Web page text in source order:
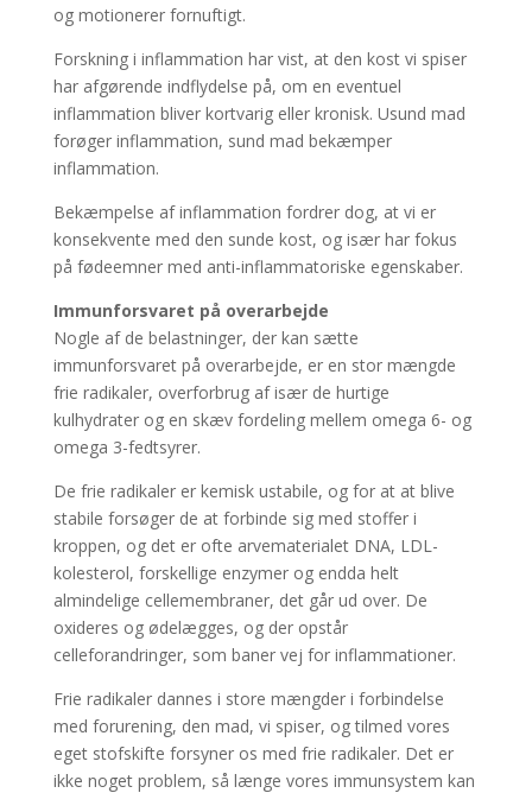
og motionerer fornuftigt.
Forskning i inflammation har vist, at den kost vi spiser
har afgørende indflydelse på, om en eventuel
inflammation bliver kortvarig eller kronisk. Usund mad
forøger inflammation, sund mad bekæmper
inflammation.
Bekæmpelse af inflammation fordrer dog, at vi er
konsekvente med den sunde kost, og især har fokus
på fødeemner med anti-inflammatoriske egenskaber.
Immunforsvaret på overarbejde
Nogle af de belastninger, der kan sætte
immunforsvaret på overarbejde, er en stor mængde
frie radikaler, overforbrug af især de hurtige
kulhydrater og en skæv fordeling mellem omega 6- og
omega 3-fedtsyrer.
De frie radikaler er kemisk ustabile, og for at at blive
stabile forsøger de at forbinde sig med stoffer i
kroppen, og det er ofte arvematerialet DNA, LDL-
kolesterol, forskellige enzymer og endda helt
almindelige cellemembraner, det går ud over. De
oxideres og ødelægges, og der opstår
celleforandringer, som baner vej for inflammationer.
Frie radikaler dannes i store mængder i forbindelse
med forurening, den mad, vi spiser, og tilmed vores
eget stofskifte forsyner os med frie radikaler. Det er
ikke noget problem, så længe vores immunsystem kan